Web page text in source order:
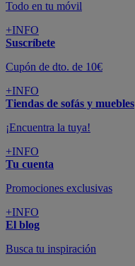
Todo en tu móvil
+INFO
Suscríbete
Cupón de dto. de 10€
+INFO
Tiendas de sofás y muebles
¡Encuentra la tuya!
+INFO
Tu cuenta
Promociones exclusivas
+INFO
El blog
Busca tu inspiración